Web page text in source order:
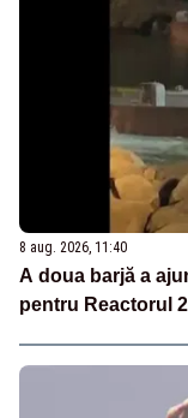
8 aug. 2026, 11:40
A doua barjă a
pentru Reactorul